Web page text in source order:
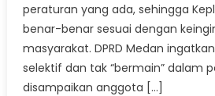
peraturan yang ada, sehingga
benar-benar sesuai dengan
masyarakat. DPRD Medan
selektif dan tak “bermain” dalam
disampaikan anggota […]